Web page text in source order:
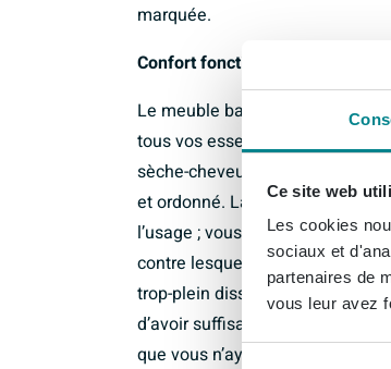
Ce site web
Les cookies
sociaux et
partenaires de
vous leur avez
marquée.
Confort fonctionnel avec
Le meuble bas offre, avec ses
tous vos essentiels quotidiens
sèche-cheveux : chaque chose
et ordonné. La finition sans
l’usage ; vous ouvrez les tiroirs
contre lesquelles vous pourriez
trop-plein dissimulé est bien
d’avoir suffisamment de place
que vous n’ayez plus à